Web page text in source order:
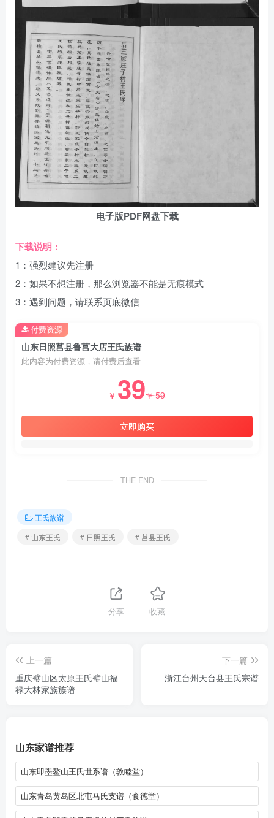
电子版PDF网盘下载
下载说明：
1：强烈建议先注册
2：如果不想注册，那么浏览器不能是无痕模式
3：遇到问题，请联系页底微信
山东日照莒县鲁莒大店王氏族谱
此内容为付费资源，请付费后查看
￥ 39￥59
立即购买
付费资源
THE END
王氏族谱
# 山东王氏
# 日照王氏 # 莒县王氏
分享 收藏
上一篇
重庆璧山区太原王氏璧山福
禄大林家族族谱
下一篇
浙江台州天台县王氏宗谱
山东家谱推荐
山东即墨鳌山王氏世系谱（敦睦堂）
山东青岛黄岛区北屯马氏支谱（食德堂）